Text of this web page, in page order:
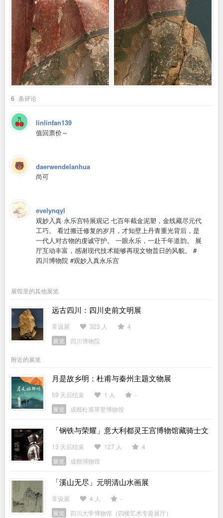
6 条评论
linlinfan139
值回票价～
daerwendelanhua
尚可
evelynqyl
观妙入真·永乐宫特展观记 七百年截金泥塑，金线藏尽元代
工巧。 看过搬迁修复的岁月，才知壁上丹青重光背后，是
一代人对古物的虔诚守护。 一眼永乐，一赴千年道韵。 展
厅互动丰富，感谢现代技术能够再现文物昔日的风貌。 #
四川博物院 #观妙入真永乐宫
展馆里的其他展览
远古四川：四川史前文明展
常设展 323 人
4
展览
四川博物院
附近的展览
月是故乡明：杜甫与秦州主题文物展
59 天后结束 1 人
-
展览
成都杜甫草堂博物馆
「钢铁与荣耀」意大利都灵王宫博物馆藏骑士文
物展
13 天后结束 127 人
4
展览
成都博物馆
「溪山无尽」元明清山水画展
常设展 4 人
-
展览
四川大学博物馆（四楼艺术专题展厅）